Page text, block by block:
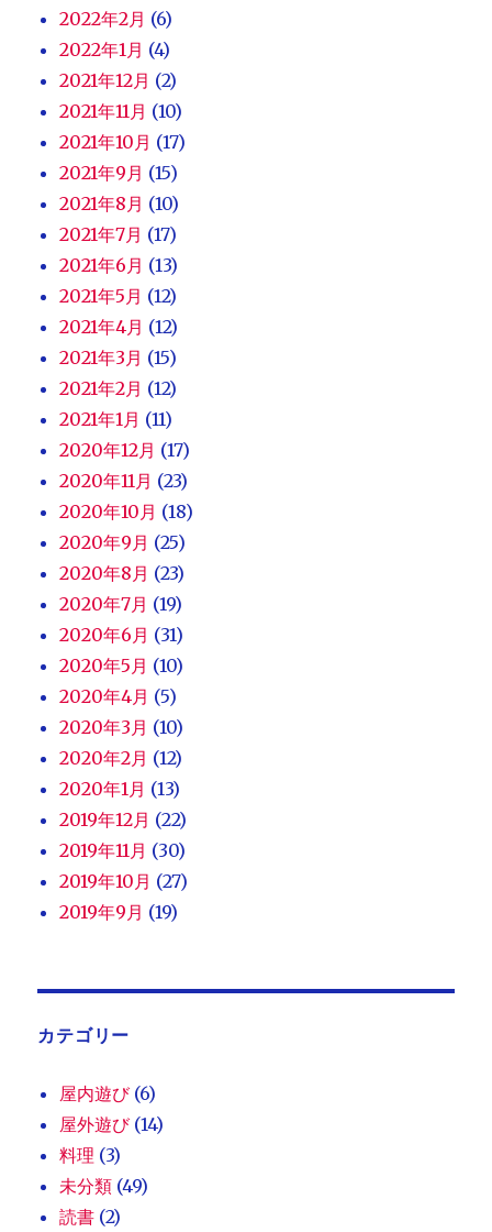
2022年2月 (6)
2022年1月 (4)
2021年12月 (2)
2021年11月 (10)
2021年10月 (17)
2021年9月 (15)
2021年8月 (10)
2021年7月 (17)
2021年6月 (13)
2021年5月 (12)
2021年4月 (12)
2021年3月 (15)
2021年2月 (12)
2021年1月 (11)
2020年12月 (17)
2020年11月 (23)
2020年10月 (18)
2020年9月 (25)
2020年8月 (23)
2020年7月 (19)
2020年6月 (31)
2020年5月 (10)
2020年4月 (5)
2020年3月 (10)
2020年2月 (12)
2020年1月 (13)
2019年12月 (22)
2019年11月 (30)
2019年10月 (27)
2019年9月 (19)
カテゴリー
屋内遊び(6)
屋外遊び(14)
料理 (3)
未分類 (49)
読書 (2)